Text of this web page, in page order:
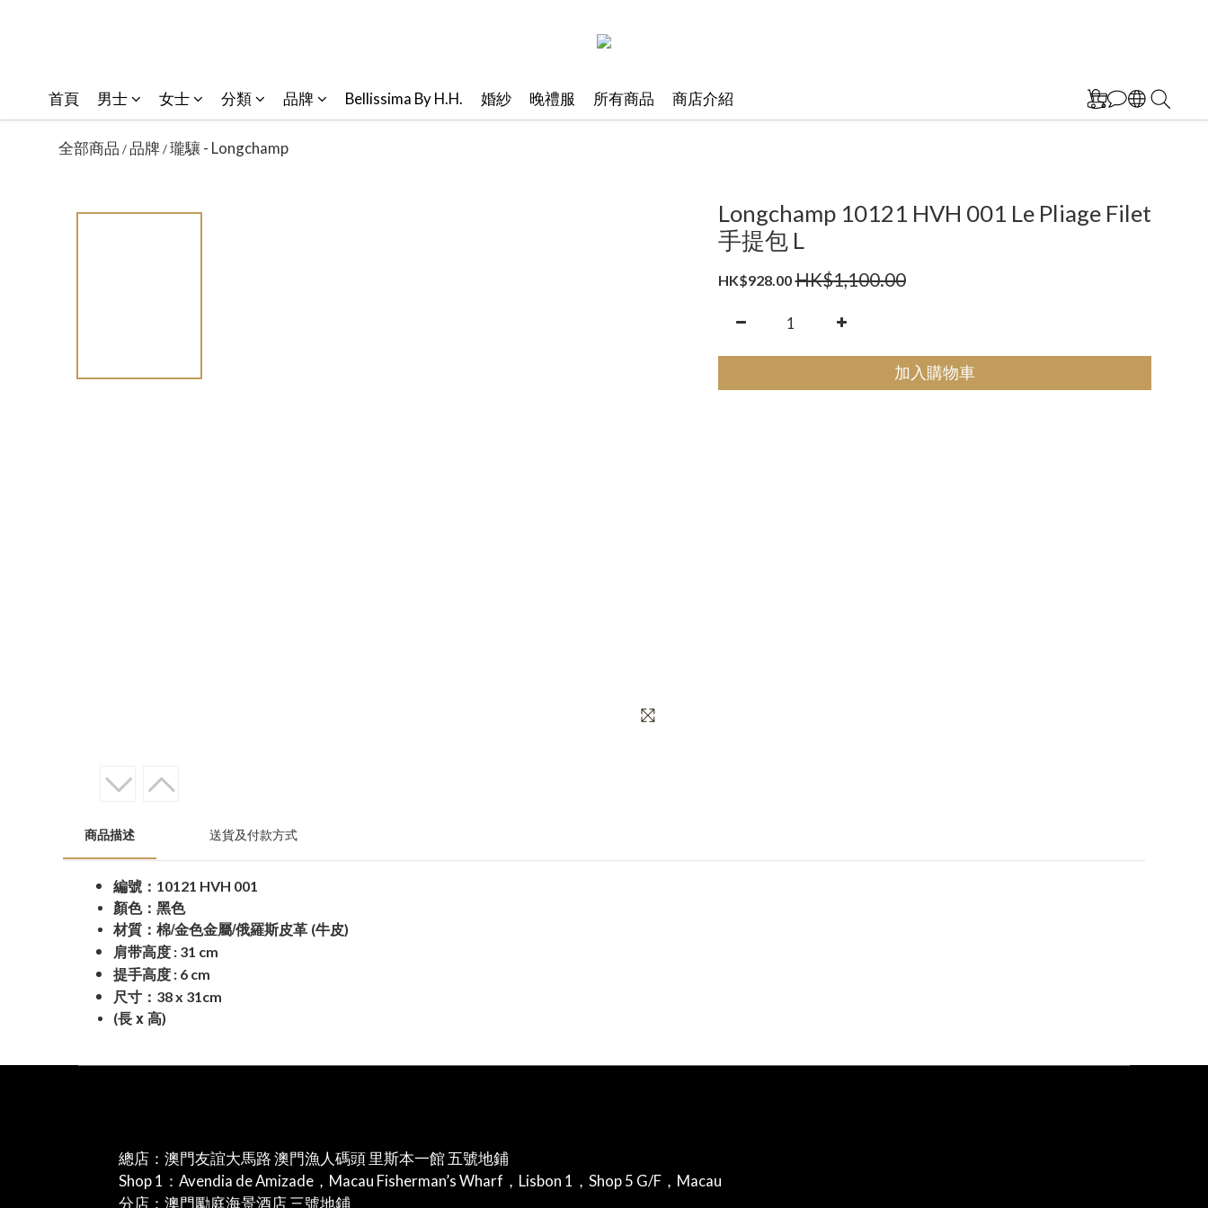
首頁 男士 女士 分類 品牌 Bellissima By H.H. 婚紗 晚禮服 所有商品 商店介紹
全部商品 /品牌/瓏驤 - Longchamp
Longchamp 10121 HVH 001 Le Pliage Filet
手提包 L
HK$928.00 HK$1,100.00
加入購物車
商品描述 送貨及付款方式
編號： 10121 HVH 001
顏色：黑色
材質：棉/金色金屬/俄羅斯皮革 (牛皮)
肩带高度 : 31 cm
提手高度 : 6 cm
尺寸： 38 x 31cm
(長 x 高)
總店：澳門友誼大馬路 澳門漁人碼頭 里斯本一館 五號地鋪
Shop 1：Avendia de Amizade，Macau Fisherman’s Wharf，Lisbon 1，Shop 5 G/F，Macau
分店：澳門勵庭海景酒店 三號地鋪